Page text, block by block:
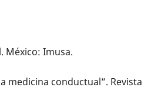
México: Imusa.
medicina conductual”. Revista